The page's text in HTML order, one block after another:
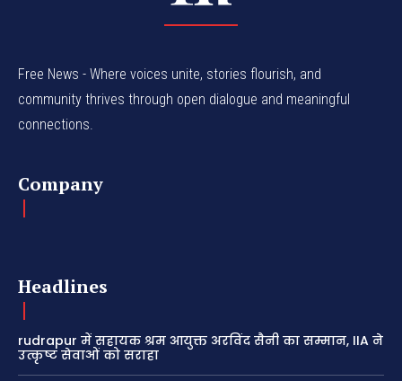
Free News - Where voices unite, stories flourish, and
community thrives through open dialogue and meaningful
connections.
Company
Headlines
rudrapur में सहायक श्रम आयुक्त अरविंद सैनी का सम्मान, IIA ने
उत्कृष्ट सेवाओं को सराहा